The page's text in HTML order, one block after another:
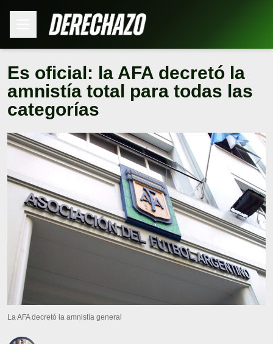
Es oficial: la AFA decretó la
amnistía total para todas las
categorías
La AFA decretó la amnistía general